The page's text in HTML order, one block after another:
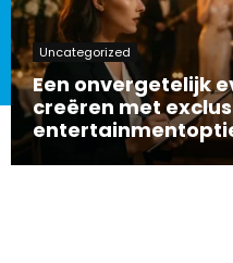
Uncategorized
Een onvergetelijk
creëren met